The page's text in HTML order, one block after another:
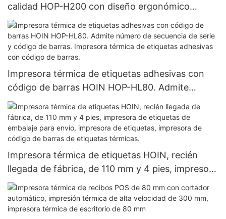
calidad HOP-H200 con diseño ergonómico
Impresora térmica portátil de 58 mm
Impresora térmica de etiquetas adhesivas con
código de barras HOIN HOP-HL80. Admite
número de secuencia de serie y código de
barras. Impresora térmica de etiquetas adhesivas
con código de barras.
Impresora térmica de etiquetas HOIN, recién
llegada de fábrica, de 110 mm y 4 pies, impresora
de etiquetas de embalaje para envío, impresora
de etiquetas, impresora de código de barras de
etiquetas térmicas.